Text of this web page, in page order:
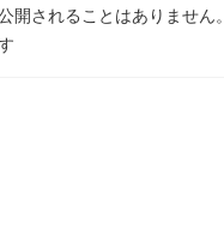
開されることはありません。